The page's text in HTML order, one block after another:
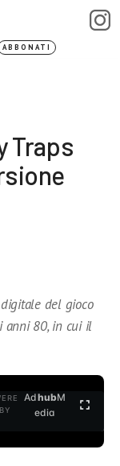
ABBONATI
Traps
del gioco
anni 80, in cui il
AdhubM
edia